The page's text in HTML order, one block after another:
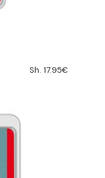
Sh. 17.95€